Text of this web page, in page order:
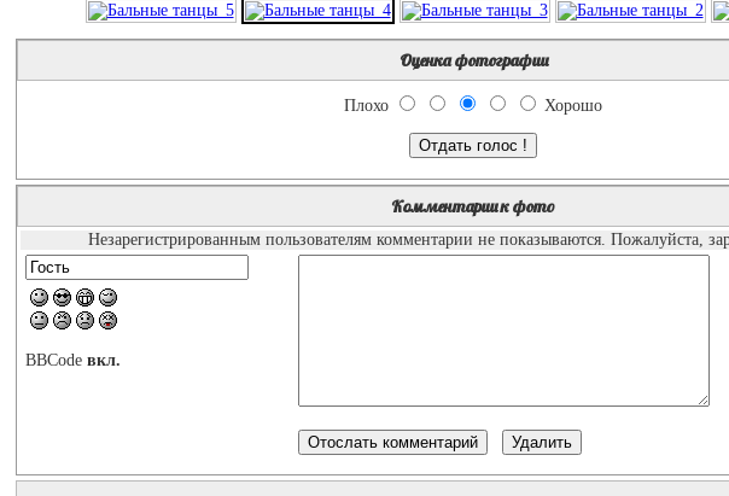
Оценка фотографии
Плохо Хорошо
Комментарии к фото
Незарегистрированным пользователям комментарии не показываются. Пожалуйста,
BBCode вкл.